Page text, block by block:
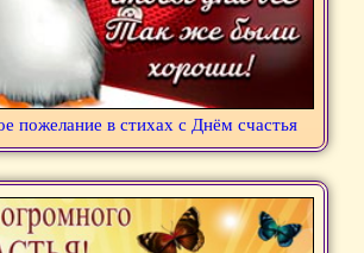
пожелание в стихах с Днём счастья